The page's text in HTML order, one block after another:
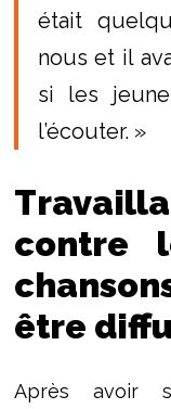
était
nous et il
si les
l’écouter. »
contre
être
Après avoir